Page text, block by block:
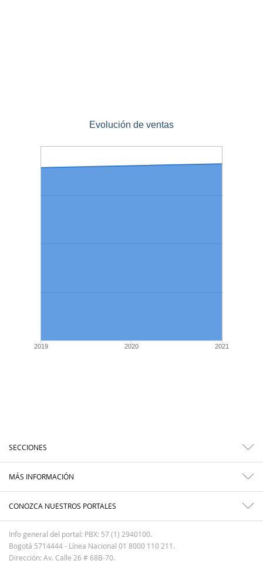
Evolución de ventas
2019 2020 2021
SECCIONES
MÁS INFORMACIÓN
CONOZCA NUESTROS PORTALES
Info general del portal: PBX: 57 (1) 2940100.
Bogotá 5714444 - Línea Nacional 01 8000 110 211.
Dirección: Av. Calle 26 # 68B-70.